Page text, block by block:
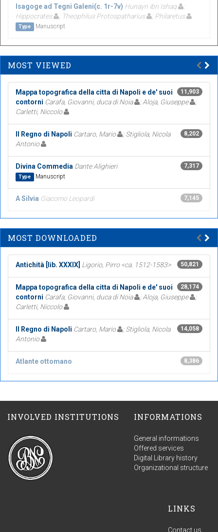
Isagoge ad Tegni Galeni(c. 1r-7v) Hunayn ibn Ishaq
Hippocrates
; Theophilus Protospatharius ; Philaretus
Type Manuscript
MOST VIEWED
11,903
Mappa topografica della citta di Napoli e de' suoi
contorni Carafa, Giovanni, duca di Noia ; Aloja, Giuseppe
;
Carletti, Niccolo
8,202
Il Regno di Napoli Cartaro, Mario
; Stigliola, Nicola
Antonio
7,317
Divina Commedia Dante Alighieri
Type Manuscript
7,145
A Silvia Giacomo Leopardi
MOST DOWNLOADED
50,821
Antichità [lib. XXXIX] Ligorio, Pirro <ca. 1512-1583>
28,174
Mappa topografica della citta di Napoli e de' suoi
contorni Carafa, Giovanni, duca di Noia ; Aloja, Giuseppe
;
Carletti, Niccolo
14,058
Il Regno di Napoli Cartaro, Mario
; Stigliola, Nicola
Antonio
8,386
Atlante ottomano
INVOLVED INSTITUTIONS INFORMATIONS
General informations
Offered services
Digital Library history
Organizational structure
LINKS
Contact us